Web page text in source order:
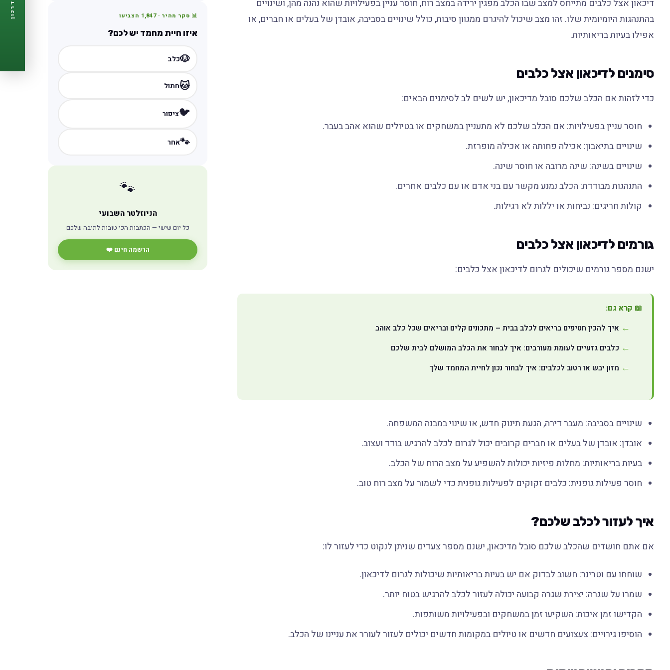
דיכאון אצל כלבים מתייחס למצב שבו הכלב מפגין ירידה במצב רוח, חוסר עניין בפעילויות שהוא נהנה מהן, ושינויים
בהתנהגות היומיומית שלו. זהו מצב שיכול להיגרם ממגוון סיבות, כולל שינויים בסביבה, אובדן של בעלים או חברים, או
אפילו בעיות בריאותיות.
סימנים לדיכאון אצל כלבים
כדי לזהות אם הכלב שלכם סובל מדיכאון, יש לשים לב לסימנים הבאים:
חוסר עניין בפעילויות: אם הכלב שלכם לא מתעניין במשחקים או בטיולים שהוא אהב בעבר.
שינויים בתיאבון: אכילה פחותה או אכילה מופרזת.
שינויים בשינה: שינה מרובה או חוסר שינה.
התנהגות מבודדת: הכלב נמנע מקשר עם בני אדם או עם כלבים אחרים.
קולות חריגים: נביחות או יללות לא רגילות.
גורמים לדיכאון אצל כלבים
ישנם מספר גורמים שיכולים לגרום לדיכאון אצל כלבים:
📖 קרא גם:
איך להכין חטיפים בריאים לכלב בבית – מתכונים קלים ובריאים שכל כלב אוהב
כלבים גזעיים לעומת מעורבים: איך לבחור את הכלב המושלם לבית שלכם
מזון יבש או רטוב לכלבים: איך לבחור נכון לחיית המחמד שלך
שינויים בסביבה: מעבר דירה, הגעת תינוק חדש, או שינוי במבנה המשפחה.
אובדן: אובדן של בעלים או חברים קרובים יכול לגרום לכלב להרגיש בודד ועצוב.
בעיות בריאותיות: מחלות פיזיות יכולות להשפיע על מצב הרוח של הכלב.
חוסר פעילות גופנית: כלבים זקוקים לפעילות גופנית כדי לשמור על מצב רוח טוב.
איך לעזור לכלב שלכם?
אם אתם חושדים שהכלב שלכם סובל מדיכאון, ישנם מספר צעדים שניתן לנקוט כדי לעזור לו:
שוחחו עם וטרינר: חשוב לבדוק אם יש בעיות בריאותיות שיכולות לגרום לדיכאון.
שמרו על שגרה: יצירת שגרה קבועה יכולה לעזור לכלב להרגיש בטוח יותר.
הקדישו זמן איכות: השקיעו זמן במשחקים ובפעילויות משותפות.
הוסיפו גירויים: צעצועים חדשים או טיולים במקומות חדשים יכולים לעזור לעורר את עניינו של הכלב.
📊 סקר מהיר ·1,847 הצביעו
איזו חיית מחמד יש לכם?
🐶כלב
🐱חתול
🐦ציפור
🐾אחר
🐾
הניוזלטר השבועי
כל יום שישי — הכתבות הכי טובות לתיבה שלכם
הרשמה חינם ❤️
דרכון
🆓חינם לגמרי